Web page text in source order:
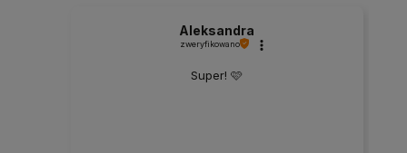
Aleksandra
zweryfikowano
Super! 🩷